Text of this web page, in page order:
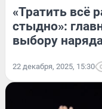
«Тратить всё
стыдно»:
выбору
22 декабря, 2025, 15:30